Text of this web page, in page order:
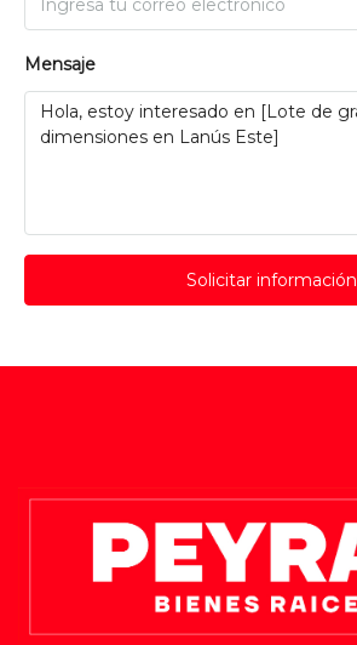
Mensaje
Solicitar información